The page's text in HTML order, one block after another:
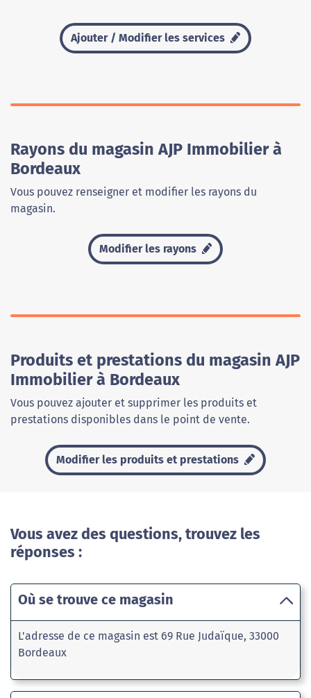
Ajouter / Modifier les services
Rayons du magasin AJP Immobilier à
Bordeaux
Vous pouvez renseigner et modifier les rayons du
magasin.
Modifier les rayons
Produits et prestations du magasin AJP
Immobilier à Bordeaux
Vous pouvez ajouter et supprimer les produits et
prestations disponibles dans le point de vente.
Modifier les produits et prestations
Vous avez des questions, trouvez les
réponses :
Où se trouve ce magasin
L'adresse de ce magasin est 69 Rue Judaïque, 33000
Bordeaux